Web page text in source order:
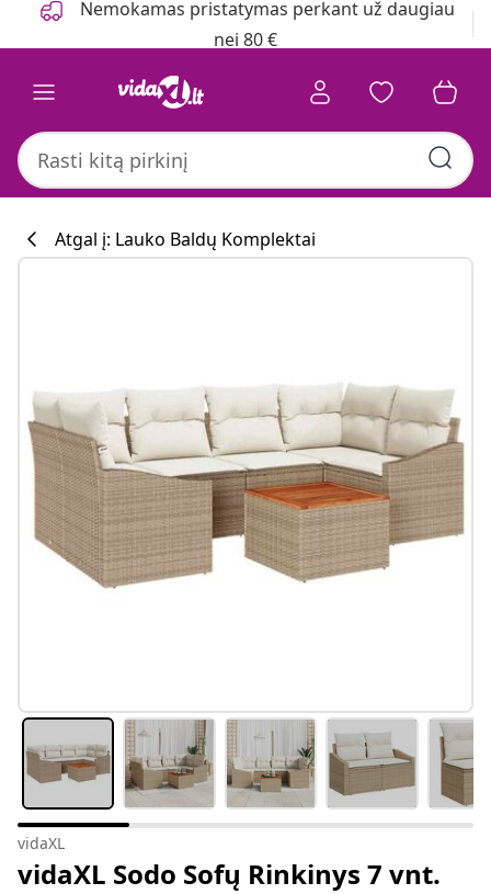
Nemokamas pristatymas perkant už daugiau
nei 80 €
Atgal į: Lauko Baldų Komplektai
vidaXL
vidaXL Sodo Sofų Rinkinys 7 vnt.